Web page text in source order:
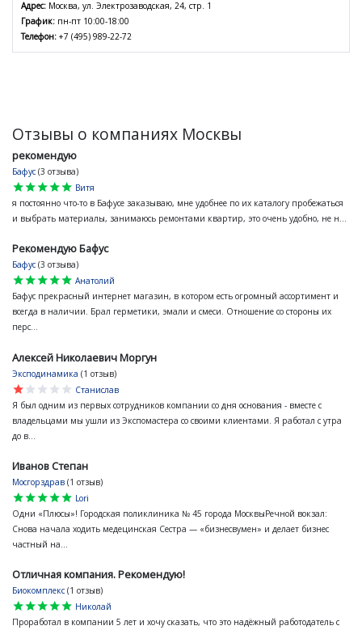
Адрес: Москва, ул. Электрозаводская, 24, стр. 1
График: пн-пт 10:00-18:00
Телефон: +7 (495) 989-22-72
Отзывы о компаниях Москвы
рекомендую
Бафус (3 отзыва)
star
star
star
star
star
Витя
я постоянно что-то в Бафусе заказываю, мне удобнее по их каталогу пробежаться
и выбрать материалы, занимаюсь ремонтами квартир, это очень удобно, не н...
Рекомендую Бафус
Бафус (3 отзыва)
star
star
star
star
star
Анатолий
Бафус прекрасный интернет магазин, в котором есть огромный ассортимент и
всегда в наличии. Брал герметики, эмали и смеси. Отношение со стороны их
перс...
Алексей Николаевич Моргун
Эксподинамика (1 отзыв)
star
star
star
star
star
Станислав
Я был одним из первых сотрудников компании со дня основания - вместе с
владельцами мы ушли из Экспомастера со своими клиентами. Я работал с утра
до в...
Иванов Степан
Мосгорздрав (1 отзыв)
star
star
star
star
star
Lori
Одни «Плюсы»! Городская поликлиника № 45 города МосквыРечной вокзал:
Снова начала ходить медецинская Сестра — «бизнесвумен» и делает бизнес
частный на...
Отличная компания. Рекомендую!
Биокомплекс (1 отзыв)
star
star
star
star
star
Николай
Проработал в компании 5 лет и хочу сказать, что это надёжный работодатель с